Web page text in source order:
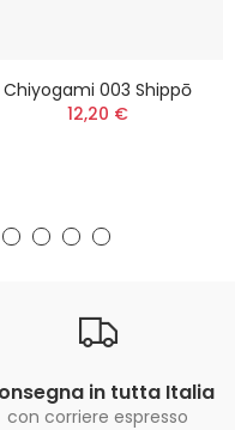
Chiyogami 003 Shippō
12,20 €
in tutta Italia
con corriere espresso